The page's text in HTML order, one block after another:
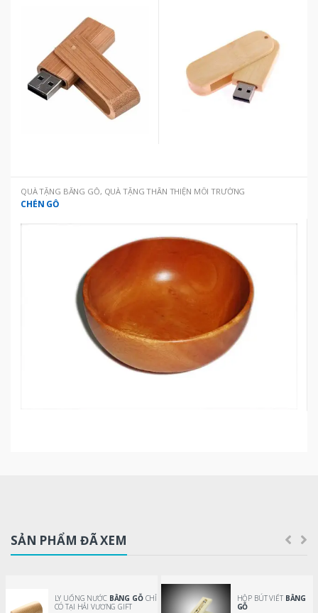
PHẨM MỚI CẬP NHẬT
QUÀ TẶNG BẰNG GỖ, QUÀ TẶNG THÂN THIỆN MÔI TRƯỜNG
CHÉN GỖ
SẢN PHẨM ĐÃ XEM
LY UỐNG NƯỚC BẰNG GỖCHỈ
CÓ TẠI HẢI VƯƠNG GIFT
HỘP BÚT VIẾT BẰNG
GỖ